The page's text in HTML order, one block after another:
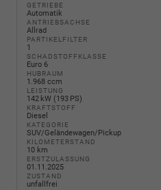
GETRIEBE
Automatik
ANTRIEBSACHSE
Allrad
PARTIKELFILTER
1
SCHADSTOFFKLASSE
Euro 6
HUBRAUM
1.968 ccm
LEISTUNG
142 kW (193 PS)
KRAFTSTOFF
Diesel
KATEGORIE
SUV/Geländewagen/Pickup
KILOMETERSTAND
10 km
ERSTZULASSUNG
01.11.2025
ZUSTAND
unfallfrei